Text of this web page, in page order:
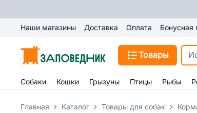
Наши магазины Доставка Оплата Бонусная
Товары
Собаки Кошки Грызуны Птицы Рыбы
Главная Каталог Товары для собак